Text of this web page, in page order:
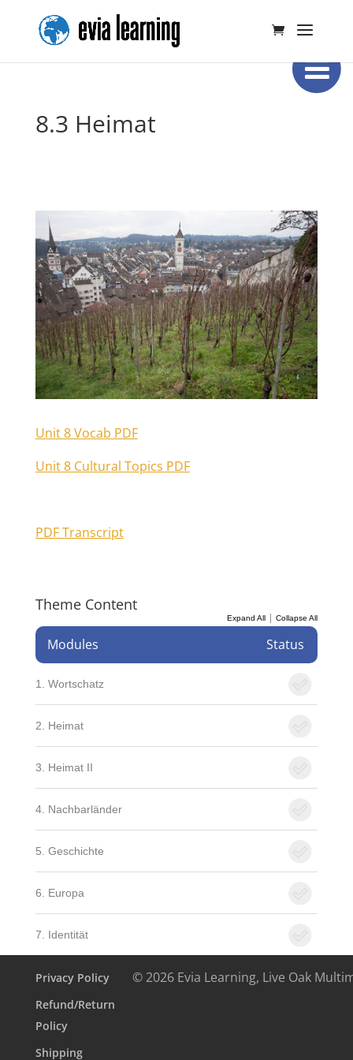
8.3 Heimat
Unit 8 Vocab PDF
Unit 8 Cultural Topics PDF
PDF Transcript
Theme Content
Expand All |Collapse All
Modules Status
1. Wortschatz
2. Heimat
3. Heimat II
4. Nachbarländer
5. Geschichte
6. Europa
7. Identität
Privacy Policy
Refund/Return
Policy
Shipping
© 2026 Evia Learning, Live Oak